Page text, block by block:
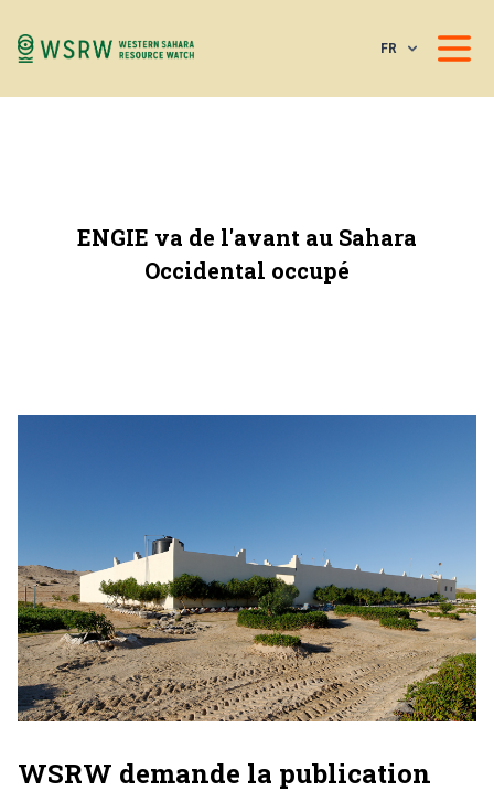
FR
ENGIE va de l'avant au Sahara
Occidental occupé
WSRW demande la publication